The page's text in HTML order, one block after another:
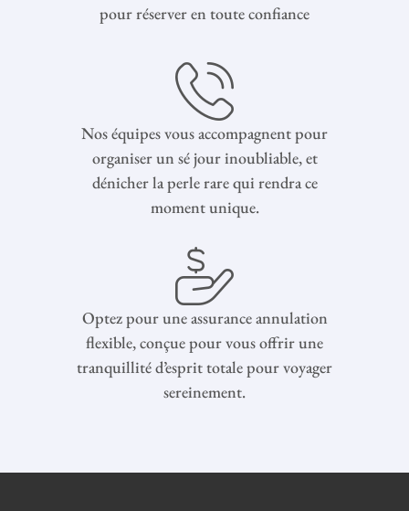
pour réserver en toute confiance
Nos équipes vous accompagnent pour
organiser un sé jour inoubliable, et
dénicher la perle rare qui rendra ce
moment unique.
Optez pour une assurance annulation
flexible, conçue pour vous offrir une
tranquillité d’esprit totale pour voyager
sereinement.